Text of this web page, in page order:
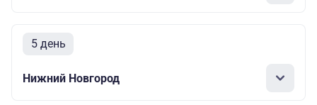
5 день
Нижний Новгород